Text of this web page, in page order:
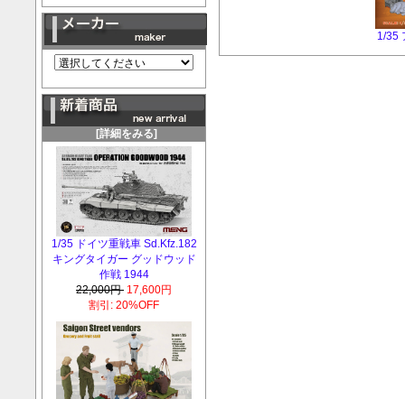
[詳細をみる]
1/35 ドイツ重戦車 Sd.Kfz.182
キングタイガー グッドウッド
作戦 1944
22,000円 17,600円
割引: 20%OFF
1/35